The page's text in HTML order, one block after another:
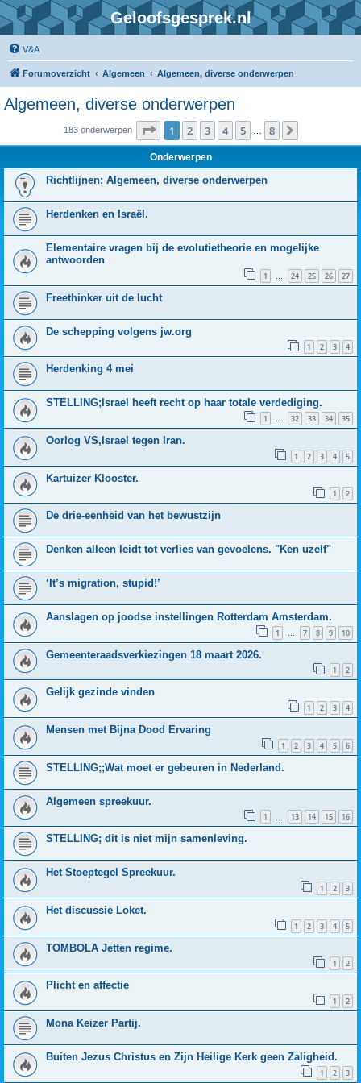
Geloofsgesprek.nl
V&A
Forumoverzicht Algemeen Algemeen, diverse onderwerpen
Algemeen, diverse onderwerpen
183 onderwerpen Pagina van 8
1 2 3 4 5 8
Onderwerpen
Richtlijnen: Algemeen, diverse onderwerpen
Herdenken en Israël.
Elementaire vragen bij de evolutietheorie en mogelijke
antwoorden
1 … 24 25 26 27
Freethinker uit de lucht
De schepping volgens jw.org
1 2 3 4
Herdenking 4 mei
STELLING;Israel heeft recht op haar totale verdediging.
1 … 32 33 34 35
Oorlog VS,Israel tegen Iran.
1 2 3 4 5
Kartuizer Klooster.
1 2
De drie-eenheid van het bewustzijn
Denken alleen leidt tot verlies van gevoelens. "Ken uzelf"
‘It’s migration, stupid!’
Aanslagen op joodse instellingen Rotterdam Amsterdam.
1 … 7 8 9 10
Gemeenteraadsverkiezingen 18 maart 2026.
1 2
Gelijk gezinde vinden
1 2 3 4
Mensen met Bijna Dood Ervaring
1 2 3 4 5 6
STELLING;;Wat moet er gebeuren in Nederland.
Algemeen spreekuur.
1 13 14 15 16
STELLING; dit is niet mijn samenleving.
Het Stoeptegel Spreekuur.
1 2 3
Het discussie Loket.
1 2 3 4 5
TOMBOLA Jetten regime.
1 2
Plicht en affectie
1 2
Mona Keizer Partij.
Buiten Jezus Christus en Zijn Heilige Kerk geen Zaligheid.
1 2 3